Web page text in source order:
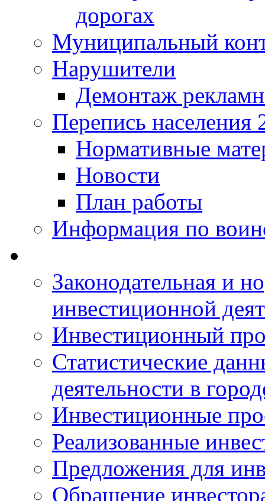
дорогах
Муниципальный
Нарушители
Демонтаж
Перепись населения
Нормативные
Новости
План работы
Информация по
Законодательная и
инвестиционной
Инвестиционный
Статистические
деятельности в
Инвестиционные
Реализованные
Предложения для
Обращение